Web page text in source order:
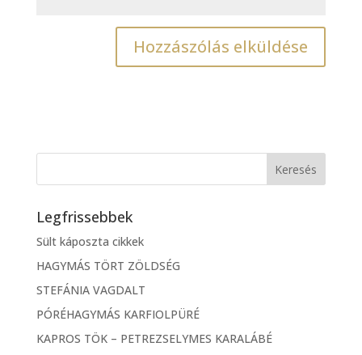
Legfrissebbek
Sült káposzta cikkek
HAGYMÁS TÖRT ZÖLDSÉG
STEFÁNIA VAGDALT
PÓRÉHAGYMÁS KARFIOLPÜRÉ
KAPROS TÖK – PETREZSELYMES KARALÁBÉ